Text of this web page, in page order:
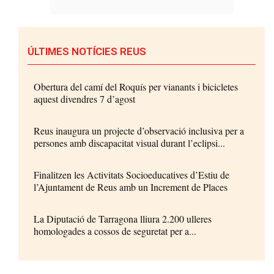
ÚLTIMES NOTÍCIES REUS
Obertura del camí del Roquís per vianants i bicicletes
aquest divendres 7 d’agost
Reus inaugura un projecte d’observació inclusiva per a
persones amb discapacitat visual durant l’eclipsi...
Finalitzen les Activitats Socioeducatives d’Estiu de
l’Ajuntament de Reus amb un Increment de Places
La Diputació de Tarragona lliura 2.200 ulleres
homologades a cossos de seguretat per a...